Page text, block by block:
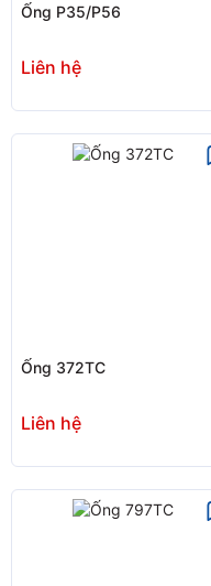
Ống P35/P56
Liên hệ
Ống 372TC
Liên hệ